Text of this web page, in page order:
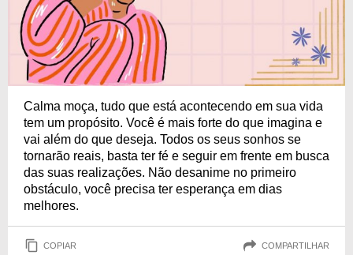
Calma moça, tudo que está acontecendo em sua vida
tem um propósito. Você é mais forte do que imagina e
vai além do que deseja. Todos os seus sonhos se
tornarão reais, basta ter fé e seguir em frente em busca
das suas realizações. Não desanime no primeiro
obstáculo, você precisa ter esperança em dias
melhores.
COPIAR COMPARTILHAR